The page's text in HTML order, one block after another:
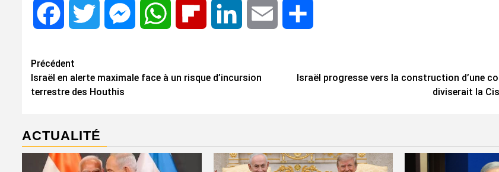
Facebook Twitter MessengerWhatsApp Flipboard LinkedIn Email
Navigation
d’article
Précédent
Israël en alerte maximale face à un risque d’incursion
terrestre des Houthis
Israël progresse vers la construction d’une
diviserait la
ACTUALITÉ